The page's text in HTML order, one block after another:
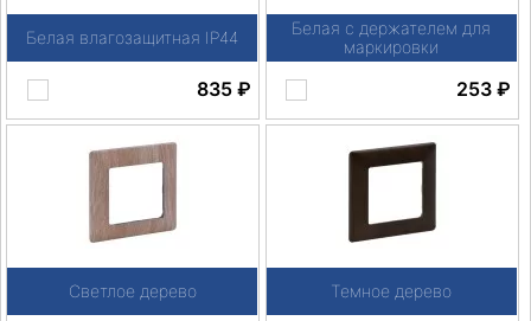
Белая влагозащитная IP44
835₽
Белая с держателем для
маркировки
253 ₽
Светлое дерево Темное дерево